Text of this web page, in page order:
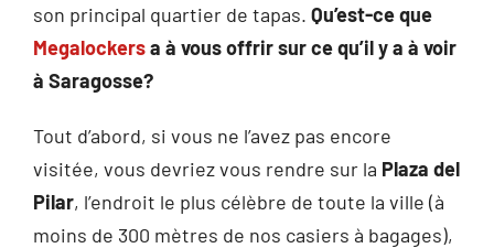
son principal quartier de tapas. Qu’est-ce que
Megalockersa à vous offrir sur ce qu’il y a à voir
à Saragosse?
Tout d’abord, si vous ne l’avez pas encore
visitée, vous devriez vous rendre sur la Plaza del
Pilar, l’endroit le plus célèbre de toute la ville (à
moins de 300 mètres de nos casiers à bagages),